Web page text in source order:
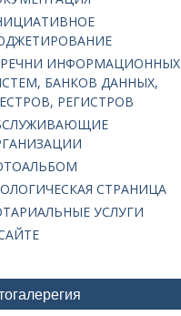
ИНФОРМАЦИОННЫХ
БАНКОВ ДАННЫХ,
РЕГИСТРОВ
СТРАНИЦА
УСЛУГИ